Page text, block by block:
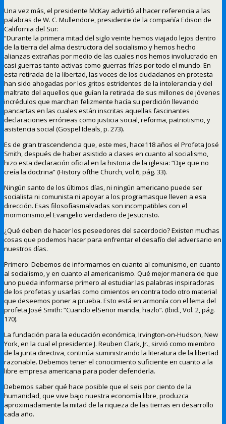
Una vez más, el presidente McKay advirtió al hacer referencia a las
palabras de W. C. Mullendore, presidente de la compañía Edison de
California del Sur:
“Durante la primera mitad del siglo veinte hemos viajado lejos dentro
de la tierra del alma destructora del socialismo y hemos hecho
alianzas extrañas por medio de las cuales nos hemos involucrado en
casi guerras tanto activas como guerras frías por todo el mundo. En
esta retirada de la libertad, las voces de los ciudadanos en protesta
han sido ahogadas por los gritos estridentes de la intolerancia y del
maltrato del aquellos que guían la retirada de sus millones de jóvenes
incrédulos que marchan felizmente hacía su perdición llevando
pancartas en las cuales están inscritas aquellas fascinantes
declaraciones erróneas como justicia social, reforma, patriotismo, y
asistencia social (Gospel Ideals, p. 273).
Es de gran trascendencia que, este mes, hace118 años el Profeta José
Smith, después de haber asistido a clases en cuanto al socialismo,
hizo esta declaración oficial en la historia de la iglesia: “Dije que no
creía la doctrina” (History ofthe Church, vol.6, pág. 33).
Ningún santo de los últimos días, ni ningún americano puede ser
socialista ni comunista ni apoyar a los programasque lleven a esa
dirección. Esas filosofíasmalvadas son incompatibles con el
mormonismo,el Evangelio verdadero de Jesucristo.
¿Qué deben de hacer los poseedores del sacerdocio? Existen muchas
cosas que podemos hacer para enfrentar el desafío del adversario en
nuestros días.
Primero: Debemos de informarnos en cuanto al comunismo, en cuanto
al socialismo, y en cuanto al americanismo. Qué mejor manera de que
uno pueda informarse primero al estudiar las palabras inspiradoras
de los profetas y usarlas como cimientos en contra todo otro material
que deseemos poner a prueba. Esto está en armonía con el lema del
profeta José Smith: “Cuando elSeñor manda, hazlo”. (Ibid., Vol. 2, pág.
170).
La fundación para la educación económica, Irvington-on-Hudson, New
York, en la cual el presidente J. Reuben Clark, Jr., sirvió como miembro
de la junta directiva, continúa suministrando la literatura de la libertad
razonable. Debemos tener el conocimiento suficiente en cuanto a la
libre empresa americana para poder defenderla.
Debemos saber qué hace posible que el seis por ciento de la
humanidad, que vive bajo nuestra economía libre, produzca
aproximadamente la mitad de la riqueza de las tierras en desarrollo
cada año.